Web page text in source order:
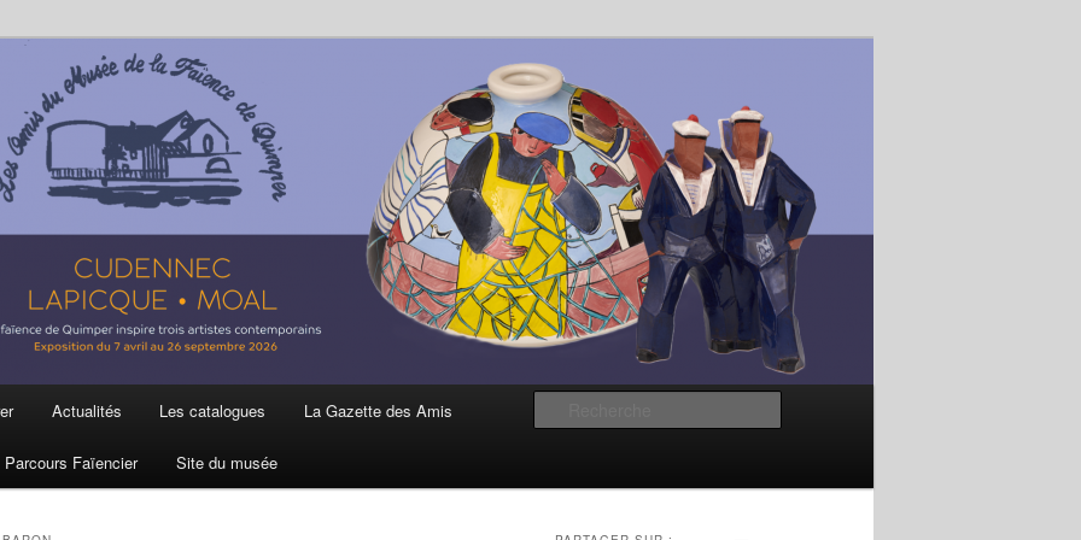
et de la Faïence de Quimper
Actualités Les catalogues La Gazette des Amis
Parcours Faïencier Site du musée